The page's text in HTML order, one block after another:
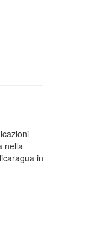
nella
in